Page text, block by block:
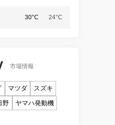
30°C 24°C
市場情報
マツダ
スズキ
野 ヤマハ発動機